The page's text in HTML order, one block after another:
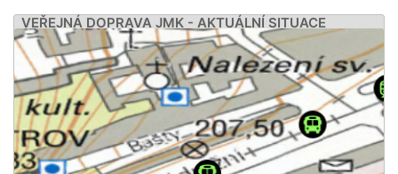
VEŘEJNÁ DOPRAVA JMK - AKTUÁLNÍ SITUACE